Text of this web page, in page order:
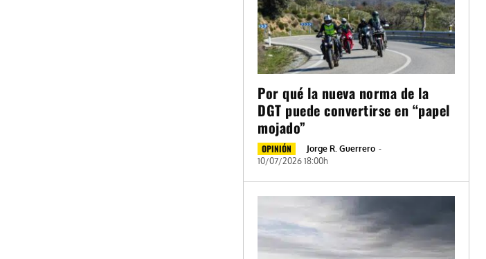
Por qué la nueva norma de la
DGT puede convertirse en “papel
mojado”
OPINIÓN Jorge R. Guerrero -
10/07/2026 18:00h